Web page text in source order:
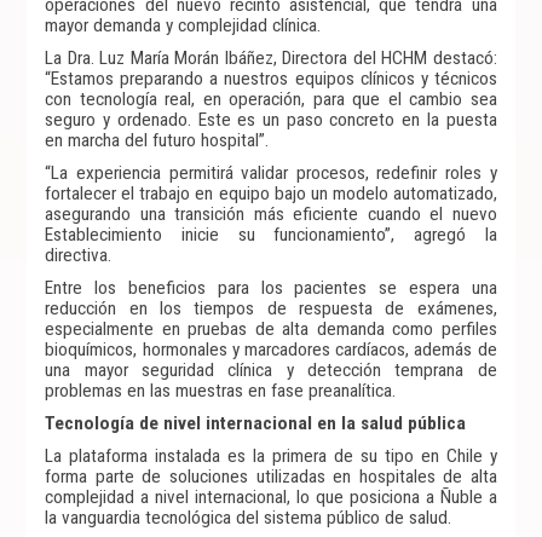
operaciones del nuevo recinto asistencial, que tendrá una
mayor demanda y complejidad clínica.
La Dra. Luz María Morán Ibáñez, Directora del HCHM destacó:
“Estamos preparando a nuestros equipos clínicos y técnicos
con tecnología real, en operación, para que el cambio sea
seguro y ordenado. Este es un paso concreto en la puesta
en marcha del futuro hospital”.
“La experiencia permitirá validar procesos, redefinir roles y
fortalecer el trabajo en equipo bajo un modelo automatizado,
asegurando una transición más eficiente cuando el nuevo
Establecimiento inicie su funcionamiento”, agregó la
directiva.
Entre los beneficios para los pacientes se espera una
reducción en los tiempos de respuesta de exámenes,
especialmente en pruebas de alta demanda como perfiles
bioquímicos, hormonales y marcadores cardíacos, además de
una mayor seguridad clínica y detección temprana de
problemas en las muestras en fase preanalítica.
Tecnología de nivel internacional en la salud pública
La plataforma instalada es la primera de su tipo en Chile y
forma parte de soluciones utilizadas en hospitales de alta
complejidad a nivel internacional, lo que posiciona a Ñuble a
la vanguardia tecnológica del sistema público de salud.